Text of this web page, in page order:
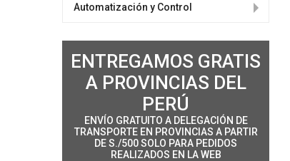
Automatización y Control
ENTREGAMOS GRATIS
A PROVINCIAS DEL
PERÚ
ENVÍO GRATUITO A DELEGACIÓN DE
TRANSPORTE EN PROVINCIAS A PARTIR
DE S./500 SOLO PARA PEDIDOS
REALIZADOS EN LA WEB